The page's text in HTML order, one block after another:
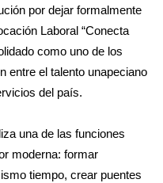
por dejar formalmente
Laboral “Conecta
como uno de los
entre el talento unapeciano
del país.
una de las funciones
moderna: formar
tiempo, crear puentes